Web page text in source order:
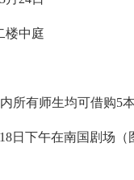
楼中庭
所有师生均可借购5本
日下午在南国剧场（